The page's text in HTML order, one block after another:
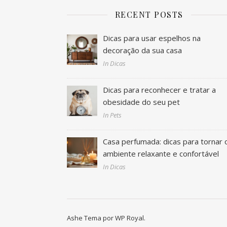
RECENT POSTS
Dicas para usar espelhos na
decoração da sua casa
In Dicas
Dicas para reconhecer e tratar a
obesidade do seu pet
In Pets
Casa perfumada: dicas para tornar
ambiente relaxante e confortável
In Dicas
Ashe Tema porWP Royal.